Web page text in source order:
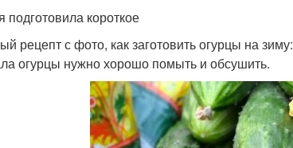
подготовила короткое
рецепт с фото, как заготовить огурцы на зиму:
огурцы нужно хорошо помыть и обсушить.